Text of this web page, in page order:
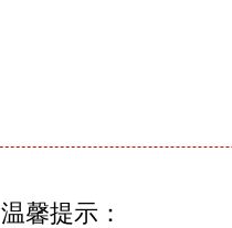
温馨提示：